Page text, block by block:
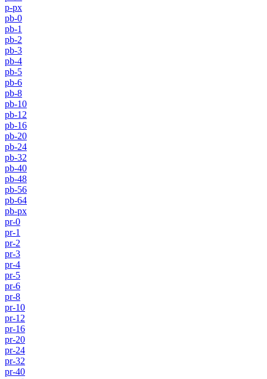
p-px
pb-0
pb-1
pb-2
pb-3
pb-4
pb-5
pb-6
pb-8
pb-10
pb-12
pb-16
pb-20
pb-24
pb-32
pb-40
pb-48
pb-56
pb-64
pb-px
pr-0
pr-1
pr-2
pr-3
pr-4
pr-5
pr-6
pr-8
pr-10
pr-12
pr-16
pr-20
pr-24
pr-32
pr-40